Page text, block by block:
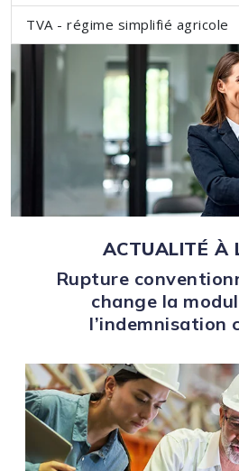
TVA - régime simplifié agricole
ACTUALITÉ À
Rupture
change la
l’indemnisation